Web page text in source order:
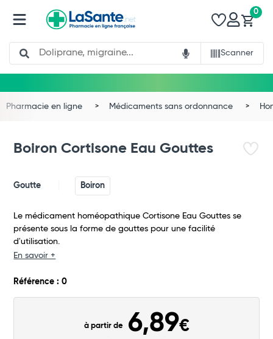
Search
Scanner
0
Total
Pharmacie en ligne Médicaments sans ordonnance
Boiron Cortisone Eau Gouttes
Goutte Boiron
Le médicament homéopathique Cortisone Eau Gouttes se
présente sous la forme de gouttes pour une facilité
d'utilisation.
En savoir +
Référence : 0
à partir de 6,89€